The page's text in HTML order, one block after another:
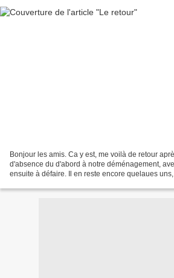
Bonjour les amis. Ca y est, me voilà de retour
d'absence du d'abord à notre déménagement,
ensuite à défaire. Il en reste encore quelaues